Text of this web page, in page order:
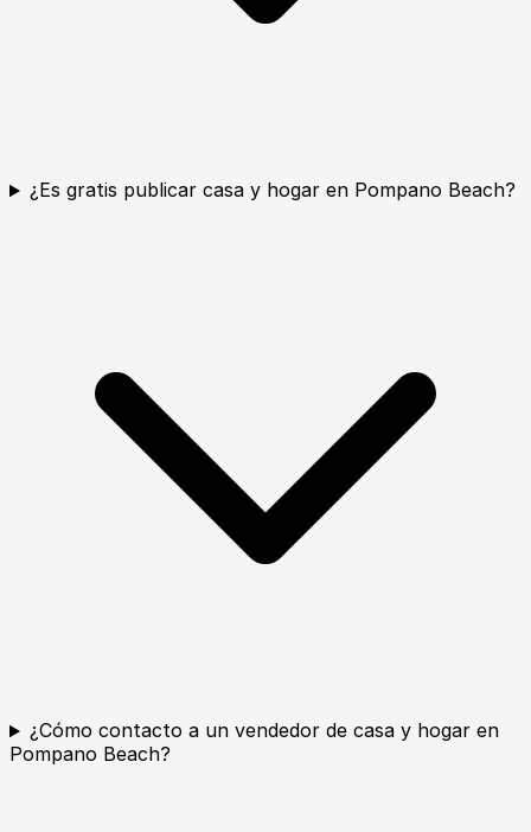
¿Es gratis publicar casa y hogar en Pompano Beach?
¿Cómo contacto a un vendedor de casa y hogar en
Pompano Beach?